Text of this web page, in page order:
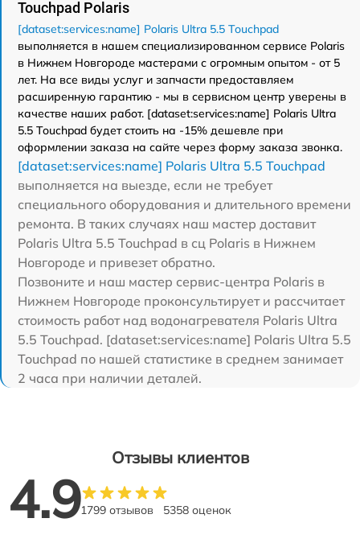
Touchpad Polaris
[dataset:services:name] Polaris Ultra 5.5 Touchpad
выполняется в нашем специализированном сервисе Polaris
в Нижнем Новгороде мастерами с огромным опытом - от 5
лет. На все виды услуг и запчасти предоставляем
расширенную гарантию - мы в сервисном центр уверены в
качестве наших работ. [dataset:services:name] Polaris Ultra
5.5 Touchpad будет стоить на -15% дешевле при
оформлении заказа на сайте через форму заказа звонка.
[dataset:services:name] Polaris Ultra 5.5 Touchpad
выполняется на выезде, если не требует
специального оборудования и длительного времени
ремонта. В таких случаях наш мастер доставит
Polaris Ultra 5.5 Touchpad в сц Polaris в Нижнем
Новгороде и привезет обратно.
Позвоните и наш мастер сервис-центра Polaris в
Нижнем Новгороде проконсультирует и рассчитает
стоимость работ над водонагревателя Polaris Ultra
5.5 Touchpad. [dataset:services:name] Polaris Ultra 5.5
Touchpad по нашей статистике в среднем занимает
2 часа при наличии деталей.
Отзывы клиентов
4.91799 отзывов 5358 оценок